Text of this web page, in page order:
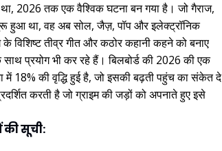
2026 तक एक वैश्विक घटना बन गया है। जो गैराज,
हुआ था, वह अब सोल, जैज़, पॉप और इलेक्ट्रॉनिक
तीव्र गीत और कठोर कहानी कहने को बनाए
प्रयोग भी कर रहे हैं। बिलबोर्ड की 2026 की एक
में 18% की वृद्धि हुई है, जो इसकी बढ़ती पहुंच का संकेत दे
करती है जो ग्राइम की जड़ों को अपनाते हुए इसे
की सूची: